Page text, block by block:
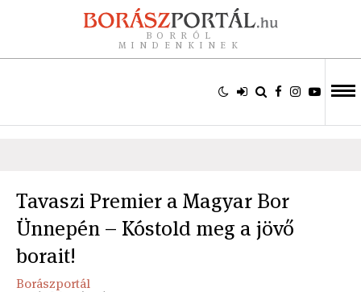
BORRÓL
MINDENKINEK
Tavaszi Premier a Magyar Bor
Ünnepén – Kóstold meg a jövő
borait!
Borászportál